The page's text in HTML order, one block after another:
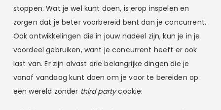
stoppen. Wat je wel kunt doen, is erop inspelen en
zorgen dat je beter voorbereid bent dan je concurrent.
Ook ontwikkelingen die in jouw nadeel zijn, kun je in je
voordeel gebruiken, want je concurrent heeft er ook
last van. Er zijn alvast drie belangrijke dingen die je
vanaf vandaag kunt doen om je voor te bereiden op
een wereld zonder third partycookie: